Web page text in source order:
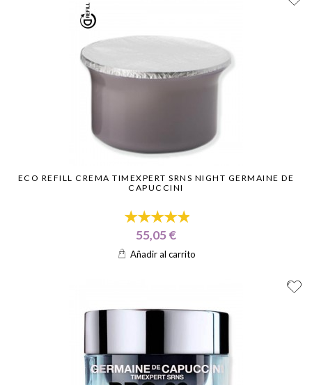
ECO REFILL CREMA TIMEXPERT SRNS NIGHT GERMAINE DE
CAPUCCINI
55,05 €
Añadir al carrito